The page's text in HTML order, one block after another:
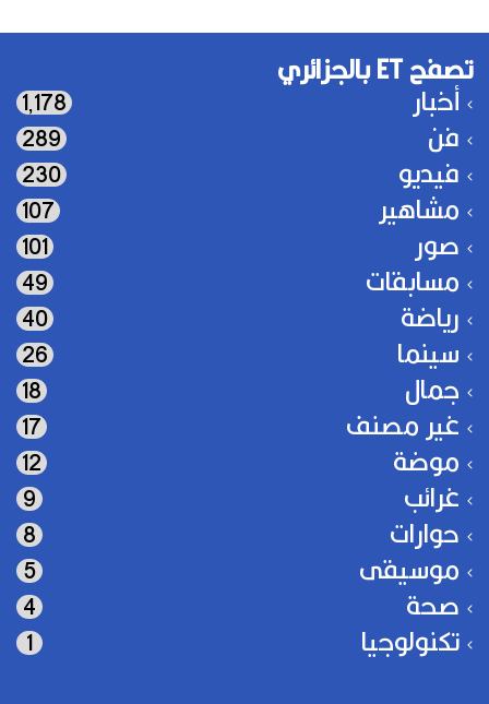
تصفح ET بالجزائري
أخبار 1٬178
فن 289
فيديو 230
مشاهير 107
صور 101
مسابقات 49
رياضة 40
سينما 26
جمال 18
غير مصنف 17
موضة 12
غرائب 9
حوارات 8
موسيقى 5
صحة 4
تكنولوجيا 1